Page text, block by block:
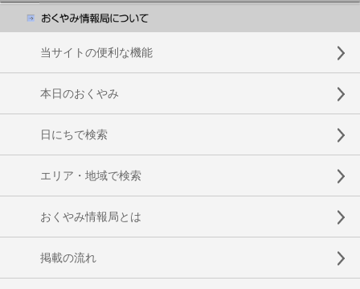
当サイトの便利な機能
本日のおくやみ
日にちで検索
エリア・地域で検索
おくやみ情報局とは
掲載の流れ